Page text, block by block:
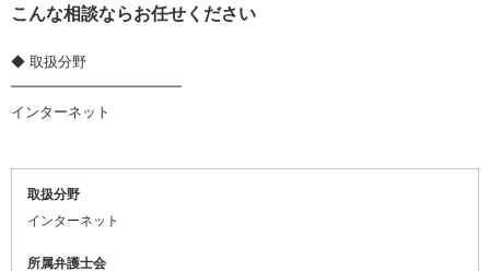
こんな相談ならお任せください
◆ 取扱分野
━━━━━━━━━━━━
インターネット
取扱分野
インターネット
所属弁護士会